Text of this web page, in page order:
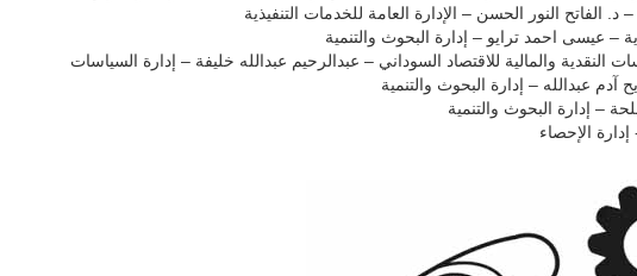
الفاتح النور الحسن – الإدارة العامة للخدمات التنفيذية
عيسى احمد ترايو – إدارة البحوث والتنمية
النقدية والمالية للاقتصاد السوداني – عبدالرحيم عبدالله خليفة – إدارة السياسات
آدم عبدالله – إدارة البحوث والتنمية
– إدارة البحوث والتنمية
الإحصاء